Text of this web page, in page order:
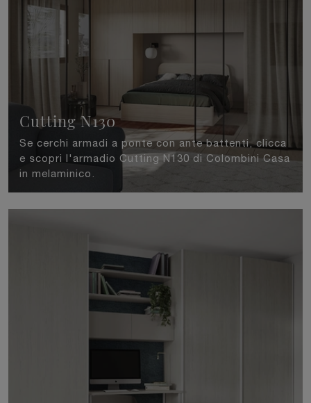
Cutting N130
Se cerchi armadi a ponte con ante battenti, clicca
e scopri l'armadio Cutting N130 di Colombini Casa
in melaminico.